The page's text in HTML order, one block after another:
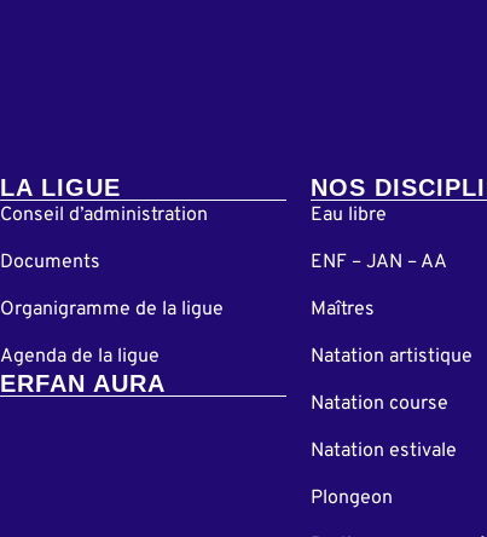
LA LIGUE
Conseil d’administration
Documents
Organigramme de la ligue
Agenda de la ligue
ERFAN AURA
NOS
Eau libre
ENF – JAN – AA
Maîtres
Natation artistique
Natation course
Natation estivale
Plongeon